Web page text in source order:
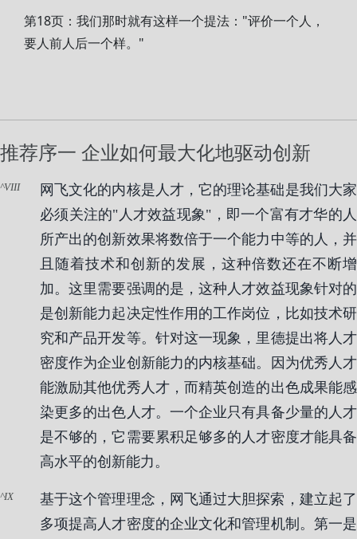
第18页：我们那时就有这样一个提法："评价一个人，
要人前人后一个样。"
推荐序一 企业如何最大化地驱动创新
VIII
网飞文化的内核是人才，它的理论基础是我们大家
必须关注的"人才效益现象"，即一个富有才华的人
所产出的创新效果将数倍于一个能力中等的人，并
且随着技术和创新的发展，这种倍数还在不断增
加。这里需要强调的是，这种人才效益现象针对的
是创新能力起决定性作用的工作岗位，比如技术研
究和产品开发等。针对这一现象，里德提出将人才
密度作为企业创新能力的内核基础。因为优秀人才
能激励其他优秀人才，而精英创造的出色成果能感
染更多的出色人才。一个企业只有具备少量的人才
是不够的，它需要累积足够多的人才密度才能具备
高水平的创新能力。
IX
基于这个管理理念，网飞通过大胆探索，建立起了
多项提高人才密度的企业文化和管理机制。第一是